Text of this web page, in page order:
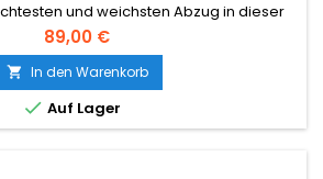
und weichsten Abzug in dieser
Polymerrahmen, 95 m/s mit 0,20
Picatinny-Schiene. Hergestellt in
KWC - mit Abstand die beste CO2-
Pistole unter 100 €.
89,00 €
 In den Warenkorb
 Auf Lager